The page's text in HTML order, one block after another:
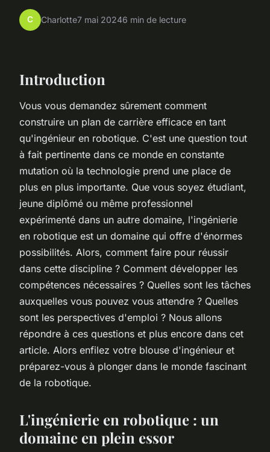
C Charlotte7 mai 20246 min de lecture
Introduction
Vous vous demandez sûrement comment
construire un plan de carrière efficace en tant
qu'ingénieur en robotique. C'est une question tout
à fait pertinente dans ce monde en constante
mutation où la technologie prend une place de
plus en plus importante. Que vous soyez étudiant,
jeune diplômé ou même professionnel
expérimenté dans un autre domaine, l'ingénierie
en robotique est un domaine qui offre d'énormes
possibilités. Alors, comment faire pour réussir
dans cette discipline ? Comment développer les
compétences nécessaires ? Quelles sont les tâches
auxquelles vous pouvez vous attendre ? Quelles
sont les perspectives d'emploi ? Nous allons
répondre à ces questions et plus encore dans cet
article. Alors enfilez votre blouse d'ingénieur et
préparez-vous à plonger dans le monde fascinant
de la robotique.
L'ingénierie en robotique : un
domaine en plein essor